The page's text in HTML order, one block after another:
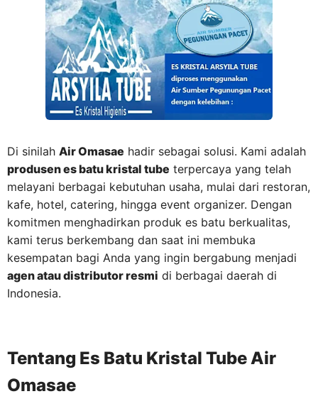
Di sinilah Air Omasae hadir sebagai solusi. Kami adalah
produsen es batu kristal tube terpercaya yang telah
melayani berbagai kebutuhan usaha, mulai dari restoran,
kafe, hotel, catering, hingga event organizer. Dengan
komitmen menghadirkan produk es batu berkualitas,
kami terus berkembang dan saat ini membuka
kesempatan bagi Anda yang ingin bergabung menjadi
agen atau distributor resmi di berbagai daerah di
Indonesia.
Tentang Es Batu Kristal Tube Air
Omasae